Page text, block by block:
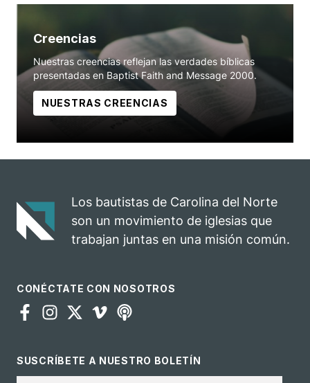
Creencias
Nuestras creencias reflejan las verdades bíblicas
presentadas en Baptist Faith and Message 2000.
NUESTRAS CREENCIAS
Los bautistas de Carolina del Norte
son un movimiento de iglesias que
trabajan juntas en una misión común.
CONÉCTATE CON NOSOTROS
SUSCRÍBETE A NUESTRO BOLETÍN